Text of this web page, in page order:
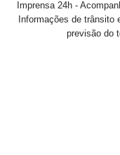
Imprensa 24h -
Informações de trânsito
previsão do